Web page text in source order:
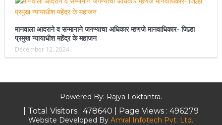
मानवाला आदराने व सन्मानाने जगण्याचा अधिकार म्हणजे मानवाधिकार- जिल्हा
प्रमुख न्यायाधीश महेंद्र के महाजन
December 12, 2024
Powered By: Rajya Loktantra.
| Total Visitors : 478640 | Page Views : 496279
Website Developed By Amral Infotech Pvt. Ltd.